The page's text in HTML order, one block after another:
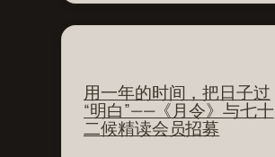
用一年的时间，把日子过
“明白”——《月令》与七十
二候精读会员招募